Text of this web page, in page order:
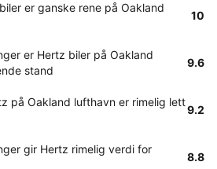
er ganske rene på Oakland
10
er Hertz biler på Oakland
stand
9.6
på Oakland lufthavn er rimelig lett
9.2
gir Hertz rimelig verdi for
8.8